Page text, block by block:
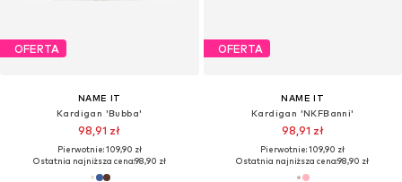
OFERTA
NAME IT
Kardigan 'Bubba'
98,91 zł
Pierwotnie: 109,90 zł
Ostatnia najniższa cena:98,90 zł
OFERTA
NAME IT
Kardigan 'NKFBanni'
98,91 zł
Pierwotnie: 109,90 zł
Ostatnia najniższa cena:98,90 zł